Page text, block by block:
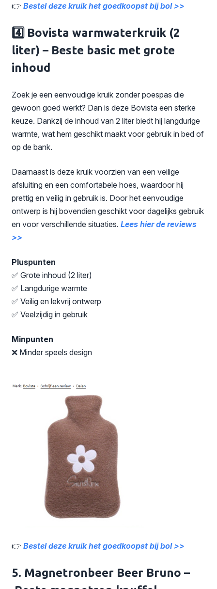
👉 Bestel deze kruik het goedkoopst bij bol >>
4️⃣ Bovista warmwaterkruik (2
liter) – Beste basic met grote
inhoud
Zoek je een eenvoudige kruik zonder poespas die
gewoon goed werkt? Dan is deze Bovista een sterke
keuze. Dankzij de inhoud van 2 liter biedt hij langdurige
warmte, wat hem geschikt maakt voor gebruik in bed of
op de bank.
Daarnaast is deze kruik voorzien van een veilige
afsluiting en een comfortabele hoes, waardoor hij
prettig en veilig in gebruik is. Door het eenvoudige
ontwerp is hij bovendien geschikt voor dagelijks gebruik
en voor verschillende situaties. Lees hier de reviews
>>
Pluspunten
✅ Grote inhoud (2 liter)
✅ Langdurige warmte
✅ Veilig en lekvrij ontwerp
✅ Veelzijdig in gebruik
Minpunten
❌ Minder speels design
👉 Bestel deze kruik het goedkoopst bij bol >>
5. Magnetronbeer Beer Bruno –